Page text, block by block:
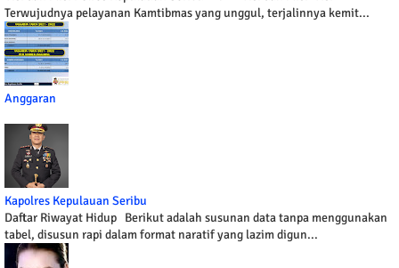
Terwujudnya pelayanan Kamtibmas yang unggul, terjalinnya kemit...
Anggaran
Kapolres Kepulauan Seribu
Daftar Riwayat Hidup Berikut adalah susunan data tanpa menggunakan
tabel, disusun rapi dalam format naratif yang lazim digun...